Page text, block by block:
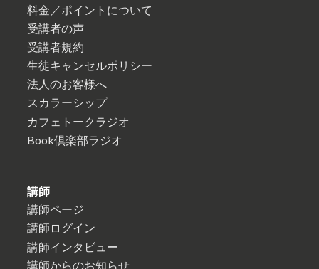
料金／ポイントについて
受講者の声
受講者規約
生徒キャンセルポリシー
法人のお客様へ
スカラーシップ
カフェトークラジオ
Book倶楽部ラジオ
講師
講師ページ
講師ログイン
講師インタビュー
講師からのお知らせ